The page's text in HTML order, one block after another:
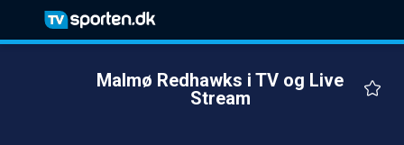
Malmø Redhawks i TV og Live
Stream